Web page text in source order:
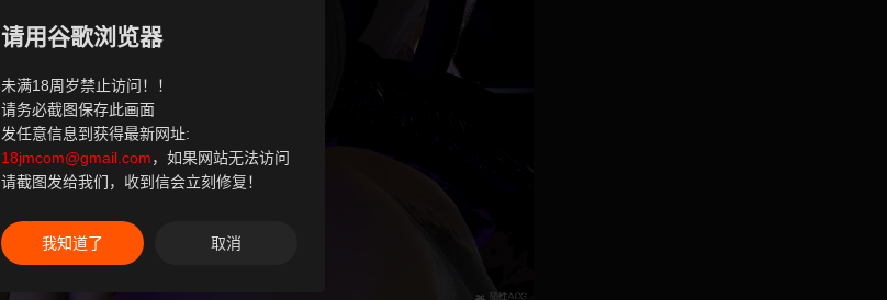
请用谷歌浏览器
未满18周岁禁止访问！！
请务必截图保存此画面
发任意信息到获得最新网址:
18jmcom@gmail.com，如果网站无法访问
请截图发给我们，收到信会立刻修复！
我知道了 取消